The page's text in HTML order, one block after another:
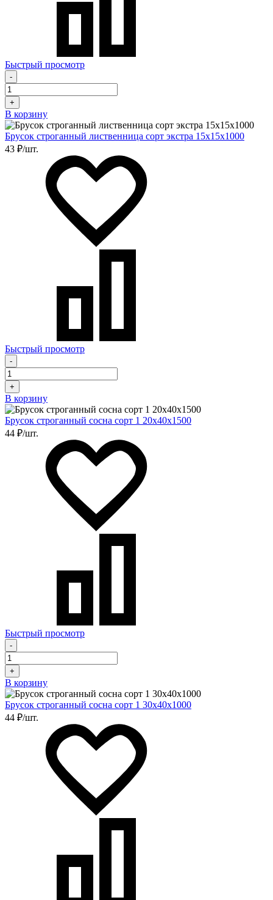
Быстрый просмотр
-
+
В корзину
Брусок строганный лиственница сорт экстра 15х15х1000
43 ₽/шт.
Быстрый просмотр
-
+
В корзину
Брусок строганный сосна сорт 1 20х40х1500
44 ₽/шт.
Быстрый просмотр
-
+
В корзину
Брусок строганный сосна сорт 1 30х40х1000
44 ₽/шт.